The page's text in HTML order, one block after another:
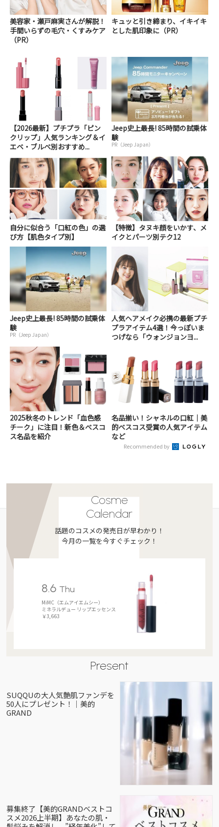
美容家・瀬戸麻実さんが解説！
手間いらずの毛穴・くすみケア
（PR）
キュッと引き締まり、イキイキ
とした肌印象に（PR）
【2026最新】プチプラ「ピン
クリップ」人気ランキング＆イ
エベ・ブルべ別おすすめ...
Jeep史上最長! 85時間の試乗体
験
PR（Jeep Japan）
自分に似合う「口紅の色」の選
び方【肌色タイプ別】
【特徴】タヌキ顔をいかす、メ
イクとパーツ別テク12
Jeep史上最長! 85時間の試乗体
験
PR（Jeep Japan）
人気ヘアメイク必携の最新プチ
プラアイテム4選！今っぽいま
つげなら「ウォンジョンヨ...
2025秋冬のトレンド「血色感
チーク」に注目！新色＆べスコ
ス名品を紹介
名品揃い！シャネルの口紅｜美
的ベスコス受賞の人気アイテム
など
Recommended by
Cosme
Calendar
話題のコスメの発売日が早わかり！
今月の一覧を今すぐチェック！
8.6 Thu
MiMC（エムアイエムシー）
ミネラルデュー リップエッセンス
￥3,663
Present
SUQQUの大人気艶肌ファンデを
50人にプレゼント！｜美的
GRAND
募集終了【美的GRANDベストコ
スメ2026上半期】あなたの肌・